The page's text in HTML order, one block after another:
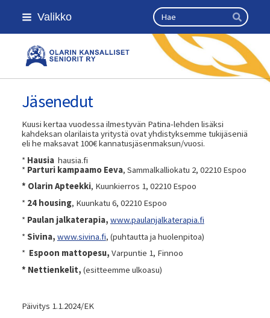
Siirry
sivun
Valikko Haku
Hae
Olarin kansalliset seniorit ry
Jäsenedut
Kuusi kertaa vuodessa ilmestyvän Patina-lehden lisäksi
kahdeksan olarilaista yritystä ovat yhdistyksemme tukijäseniä
eli he maksavat 100€ kannatusjäsenmaksun/vuosi.
* Hausia hausia.fi
*Parturi kampaamo Eeva, Sammalkalliokatu 2, 02210 Espoo
* Olarin Apteekki, Kuunkierros 1, 02210 Espoo
*24 housing, Kuunkatu 6, 02210 Espoo
* Paulan jalkaterapia, www.paulanjalkaterapia.fi
*Sivina, www.sivina.fi, (puhtautta ja huolenpitoa)
* Espoon mattopesu, Varpuntie 1, Finnoo
* Nettienkelit, (esitteemme ulkoasu)
Päivitys 1.1.2024/EK